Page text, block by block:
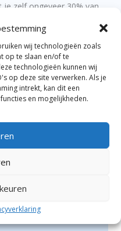
wij technologieën zoals
op te slaan en/of te
technologieën kunnen wij
op deze site verwerken. Als je
intrekt, kan dit een
en mogelijkheden.
zelf ongeveer 30% van